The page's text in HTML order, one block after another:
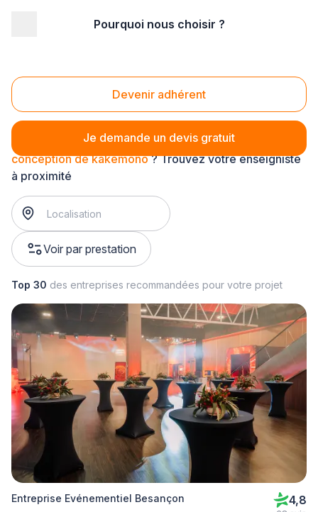
Pourquoi nous choisir ?
Devenir adhérent
Je demande un devis gratuit
Conception de kakemono
conception de kakemono? Trouvez votre enseigniste
à proximité
Voir par prestation
Top 30 des entreprises recommandées pour votre projet
Entreprise Evénementiel Besançon 4,8